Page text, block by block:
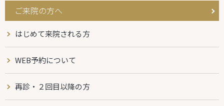
ご来院の方へ
はじめて来院される方
WEB予約について
再診・２回目以降の方